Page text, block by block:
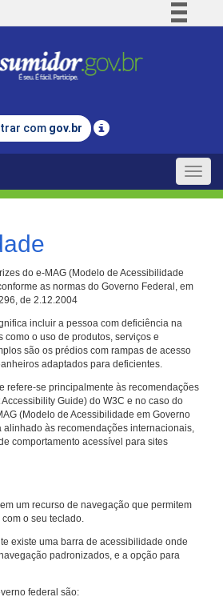
Comunica BR
Legislação
com gov.br
Toggle
do e-MAG (Modelo de Acessibilidade
as normas do Governo Federal, em
de 2.12.2004
incluir a pessoa com deficiência na
como o uso de produtos, serviços e
são os prédios com rampas de acesso
adaptados para deficientes.
refere-se principalmente às recomendações
Guide) do W3C e no caso do
(Modelo de Acessibilidade em Governo
alinhado às recomendações internacionais,
comportamento acessível para sites
um recurso de navegação que permitem
o seu teclado.
existe uma barra de acessibilidade onde
padronizados, e a opção para
federal são: